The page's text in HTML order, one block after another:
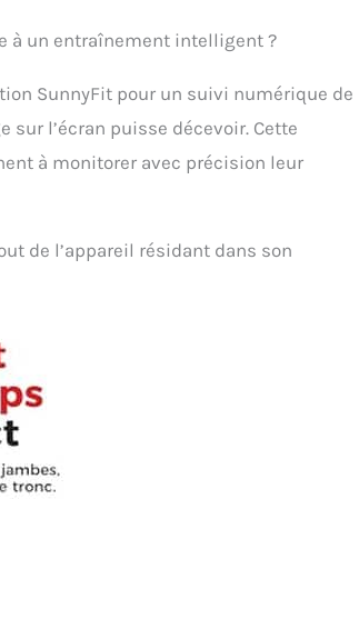
à un entraînement intelligent ?
SunnyFit pour un suivi numérique de
sur l’écran puisse décevoir. Cette
à monitorer avec précision leur
de l’appareil résidant dans son